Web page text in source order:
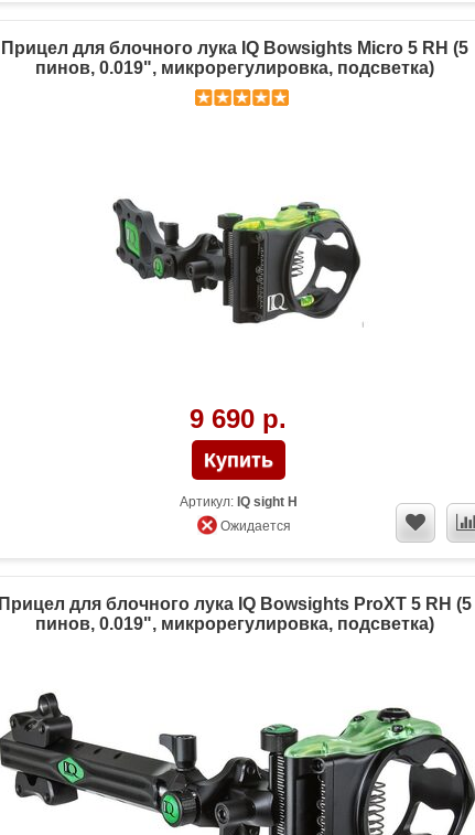
Прицел для блочного лука IQ Bowsights Micro 5 RH (5
пинов, 0.019", микрорегулировка, подсветка)
9 690 р.
Артикул: IQ sight H
Ожидается
Прицел для блочного лука IQ Bowsights ProXT 5 RH (5
пинов, 0.019", микрорегулировка, подсветка)